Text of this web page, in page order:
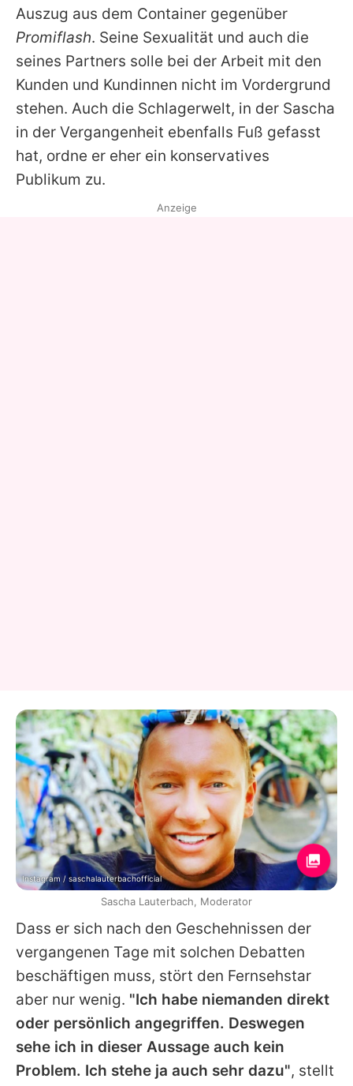
Auszug aus dem Container gegenüber
Promiflash. Seine Sexualität und auch die
seines Partners solle bei der Arbeit mit den
Kunden und Kundinnen nicht im Vordergrund
stehen. Auch die Schlagerwelt, in der Sascha
in der Vergangenheit ebenfalls Fuß gefasst
hat, ordne er eher ein konservatives
Publikum zu.
Dass er sich nach den Geschehnissen der
vergangenen Tage mit solchen Debatten
beschäftigen muss, stört den Fernsehstar
aber nur wenig. "Ich habe niemanden direkt
oder persönlich angegriffen. Deswegen
sehe ich in dieser Aussage auch kein
Problem. Ich stehe ja auch sehr dazu", stellt
Anzeige
Instagram / saschalauterbachofficial
Sascha Lauterbach, Moderator